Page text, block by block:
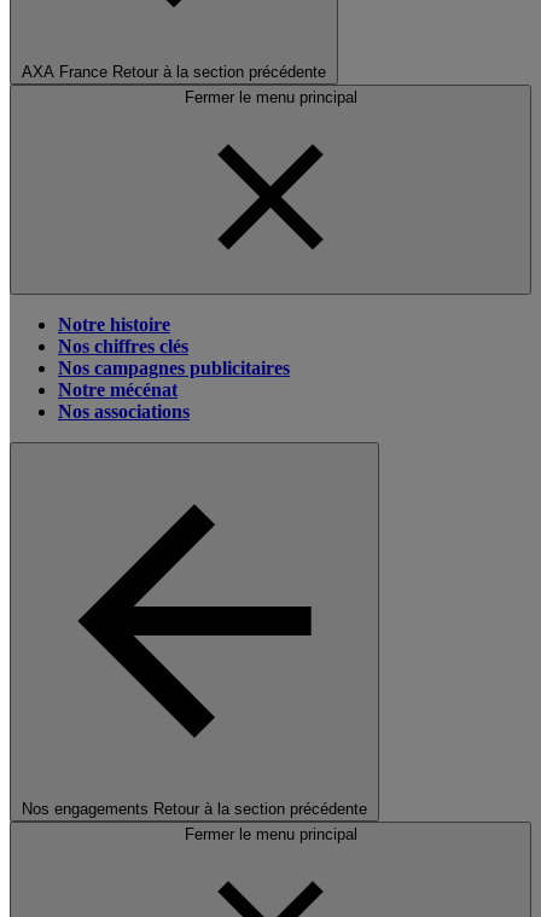
AXA France Retour à la section précédente
Fermer le menu principal
Notre histoire
Nos chiffres clés
Nos campagnes publicitaires
Notre mécénat
Nos associations
Nos engagements Retour à la section précédente
Fermer le menu principal